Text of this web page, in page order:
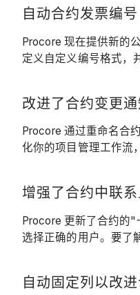
自动合约发票编
Procore 现在提供新的
定义自定义编号格式，
改进了合约变更
Procore 通过重命名合
化你的项目管理工作流
增强了合约中联
Procore 更新了合约的
选择正确的用户。要了
自动固定列以改